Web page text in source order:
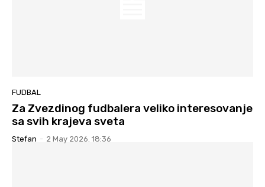
FUDBAL
Za Zvezdinog fudbalera veliko interesovanje
sa svih krajeva sveta
Stefan - 2 May 2026. 18:36